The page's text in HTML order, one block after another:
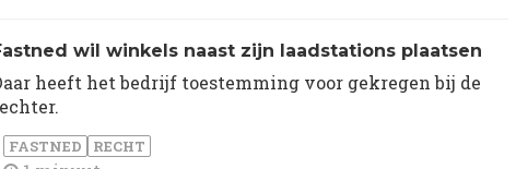
wil winkels naast zijn laadstations plaatsen
heeft het bedrijf toestemming voor gekregen bij de
FASTNED RECHT